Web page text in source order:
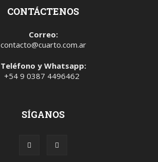
CONTÁCTENOS
Correo:
contacto@cuarto.com.ar
Teléfono y Whatsapp:
+54 9 0387 4496462
SÍGANOS